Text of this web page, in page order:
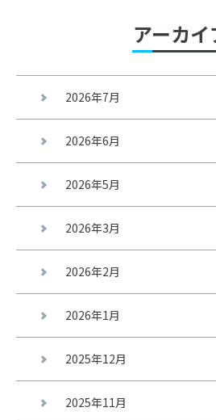
アーカイ
2026年7月
2026年6月
2026年5月
2026年3月
2026年2月
2026年1月
2025年12月
2025年11月